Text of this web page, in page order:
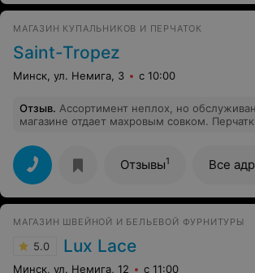
МАГАЗИН КУПАЛЬНИКОВ И ПЕРЧАТОК
Saint-Tropez
Минск, ул. Немига, 3 с 10:00
Отзыв. Ассортимент неплох, но
магазине отдает махровым совком.
покупке, на вопрос "почему" продавец
презрительнЫм взглядом. КАК МОЖНО
РЕШЕНИЕ О ПОКУПКЕ БЕЗ ПРИМЕРКИ? С подобным
казусом сталкиваюсь впервые! В минских
можно примерять вещи, в литовских -
условия. При наличии должной суммы
желание находиться в этом магазине и
либо. Абсурд.
Отзывы1 Все
МАГАЗИН ШВЕЙНОЙ И БЕЛЬЕВОЙ ФУРНИТУРЫ
5.0 Lux Lace
Минск, ул. Немига, 12 с 11:00